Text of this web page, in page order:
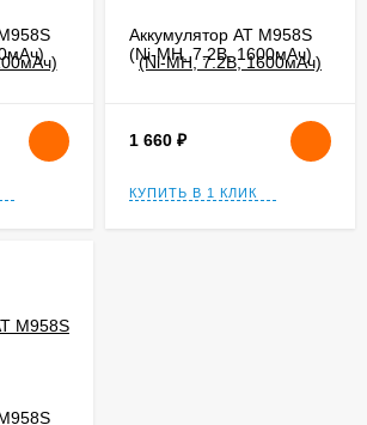
Аккумулятор AT M958S
(Ni-MH, 7.2В, 1600мАч)
1 660 ₽
КУПИТЬ В 1 КЛИК